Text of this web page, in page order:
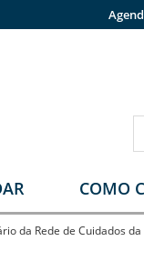
COMO
da Rede de Cuidados